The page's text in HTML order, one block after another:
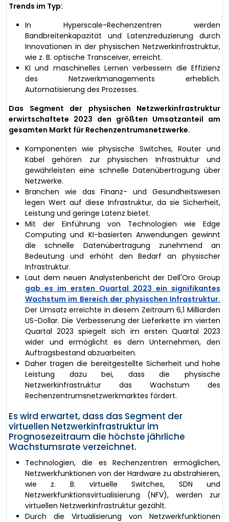
Trends im Typ:
In Hyperscale-Rechenzentren werden
Bandbreitenkapazität und Latenzreduzierung durch
Innovationen in der physischen Netzwerkinfrastruktur,
wie z. B. optische Transceiver, erreicht.
KI und maschinelles Lernen verbessern die Effizienz
des Netzwerkmanagements erheblich.
Automatisierung des Prozesses.
Das Segment der physischen Netzwerkinfrastruktur
erwirtschaftete 2023 den größten Umsatzanteil am
gesamten Markt für Rechenzentrumsnetzwerke.
Komponenten wie physische Switches, Router und
Kabel gehören zur physischen Infrastruktur und
gewährleisten eine schnelle Datenübertragung über
Netzwerke.
Branchen wie das Finanz- und Gesundheitswesen
legen Wert auf diese Infrastruktur, da sie Sicherheit,
Leistung und geringe Latenz bietet.
Mit der Einführung von Technologien wie Edge
Computing und KI-basierten Anwendungen gewinnt
die schnelle Datenübertragung zunehmend an
Bedeutung und erhöht den Bedarf an physischer
Infrastruktur.
Laut dem neuen Analystenbericht der Dell'Oro Group
gab es im ersten Quartal 2023 ein signifikantes
Wachstum im Bereich der physischen Infrastruktur.
Der Umsatz erreichte in diesem Zeitraum 6,1 Milliarden
US-Dollar. Die Verbesserung der Lieferkette im vierten
Quartal 2023 spiegelt sich im ersten Quartal 2023
wider und ermöglicht es dem Unternehmen, den
Auftragsbestand abzuarbeiten.
Daher tragen die bereitgestellte Sicherheit und hohe
Leistung dazu bei, dass die physische
Netzwerkinfrastruktur das Wachstum des
Rechenzentrumsnetzwerkmarktes fördert.
Es wird erwartet, dass das Segment der
virtuellen Netzwerkinfrastruktur im
Prognosezeitraum die höchste jährliche
Wachstumsrate verzeichnet.
Technologien, die es Rechenzentren ermöglichen,
Netzwerkfunktionen von der Hardware zu abstrahieren,
wie z. B. virtuelle Switches, SDN und
Netzwerkfunktionsvirtualisierung (NFV), werden zur
virtuellen Netzwerkinfrastruktur gezählt.
Durch die Virtualisierung von Netzwerkfunktionen